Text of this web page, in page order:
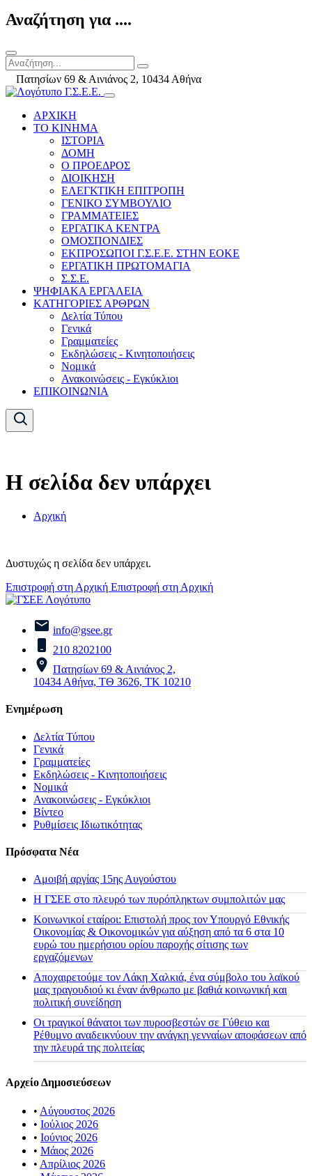
Αναζήτηση για ....
Πατησίων 69 & Αινιάνος 2, 10434 Αθήνα
ΑΡΧΙΚΗ
ΤΟ ΚΙΝΗΜΑ
ΙΣΤΟΡΙΑ
ΔΟΜΗ
Ο ΠΡΟΕΔΡΟΣ
ΔΙΟΙΚΗΣΗ
ΕΛΕΓΚΤΙΚΗ ΕΠΙΤΡΟΠΗ
ΓΕΝΙΚΟ ΣΥΜΒΟΥΛΙΟ
ΓΡΑΜΜΑΤΕΙΕΣ
ΕΡΓΑΤΙΚΑ ΚΕΝΤΡΑ
ΟΜΟΣΠΟΝΔΙΕΣ
ΕΚΠΡΟΣΩΠΟΙ Γ.Σ.Ε.Ε. ΣΤΗΝ ΕΟΚΕ
ΕΡΓΑΤΙΚΗ ΠΡΩΤΟΜΑΓΙΑ
Σ.Σ.Ε.
ΨΗΦΙΑΚΑ ΕΡΓΑΛΕΙΑ
ΚΑΤΗΓΟΡΙΕΣ ΑΡΘΡΩΝ
Δελτία Τύπου
Γενικά
Γραμματείες
Εκδηλώσεις - Κινητοποιήσεις
Νομικά
Ανακοινώσεις - Εγκύκλιοι
ΕΠΙΚΟΙΝΩΝΙΑ
Η σελίδα δεν υπάρχει
Αρχική
Δυστυχώς η σελίδα δεν υπάρχει.
Επιστροφή στη Αρχική Επιστροφή στη Αρχική
info@gsee.gr
210 8202100
Πατησίων 69 & Αινιάνος 2,
10434 Αθήνα, ΤΘ 3626, ΤΚ 10210
Ενημέρωση
Δελτία Τύπου
Γενικά
Γραμματείες
Εκδηλώσεις - Κινητοποιήσεις
Νομικά
Ανακοινώσεις - Εγκύκλιοι
Βίντεο
Ρυθμίσεις Ιδιωτικότητας
Πρόσφατα Νέα
Αμοιβή αργίας 15ης Αυγούστου
H ΓΣΕΕ στο πλευρό των πυρόπληκτων συμπολιτών μας
Κοινωνικοί εταίροι: Επιστολή προς τον Υπουργό Εθνικής
Οικονομίας & Οικονομικών για αύξηση από τα 6 στα 10
ευρώ του ημερήσιου ορίου παροχής σίτισης των
εργαζόμενων
Αποχαιρετούμε τον Λάκη Χαλκιά, ένα σύμβολο του λαϊκού
μας τραγουδιού κι έναν άνθρωπο με βαθιά κοινωνική και
πολιτική συνείδηση
Οι τραγικοί θάνατοι των πυροσβεστών σε Γύθειο και
Ρέθυμνο αναδεικνύουν την ανάγκη γενναίων αποφάσεων από
την πλευρά της πολιτείας
Αρχείο Δημοσιεύσεων
• Αύγουστος 2026
• Ιούλιος 2026
• Ιούνιος 2026
• Μάιος 2026
• Απρίλιος 2026